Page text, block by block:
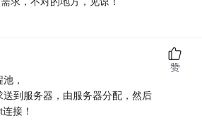
，
送到服务器，由服务器分配，然后
接！
赞